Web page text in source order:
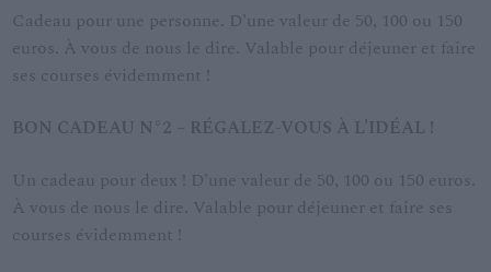
Cadeau pour une personne. D’une valeur de 50, 100 ou 150
euros. À vous de nous le dire. Valable pour déjeuner et faire
ses courses évidemment !
BON CADEAU N°2 – RÉGALEZ-VOUS À L’IDÉAL !
Un cadeau pour deux ! D’une valeur de 50, 100 ou 150 euros.
À vous de nous le dire. Valable pour déjeuner et faire ses
courses évidemment !